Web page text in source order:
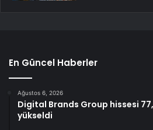
En Güncel Haberler
Ağustos 6, 2026
Digital Brands Group hissesi
yükseldi